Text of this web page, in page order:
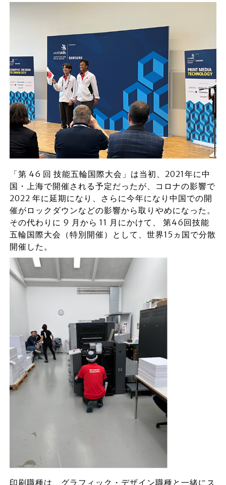
「第 46 回 技能五輪国際大会」は当初、2021年に中
国・上海で開催される予定だったが、コロナの影響で
2022 年に延期になり、さらに今年になり中国での開
催がロックダウンなどの影響から取りやめになった。
その代わりに 9 月から 11 月にかけて、 第46回技能
五輪国際大会（特別開催）として、世界15ヵ国で分散
開催した。
印刷職種は、グラフィック・デザイン職種と一緒にス